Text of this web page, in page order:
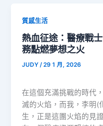
質感生活
熱血征途：醫療戰
務點燃夢想之火
JUDY /29 1 月, 2026
在這個充滿挑戰的時代
滅的火焰，而我，李明(
生，正是這團火焰的